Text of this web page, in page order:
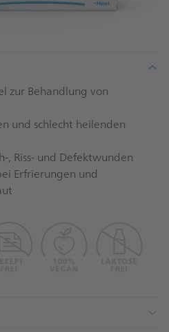
zur Behandlung von
und schlecht heilenden
, Riss- und Defektwunden
Erfrierungen und